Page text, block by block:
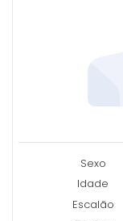
Sexo
Idade
Escalão